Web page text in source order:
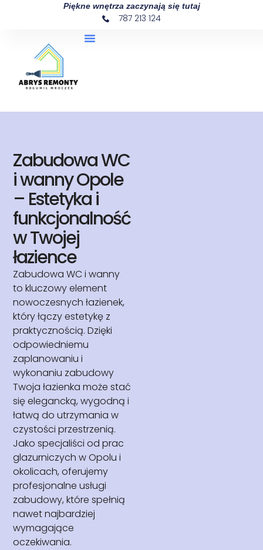
Piękne wnętrza zaczynają się tutaj
787 213 124
Zabudowa WC
i wanny Opole
– Estetyka i
funkcjonalność
w Twojej
łazience
Zabudowa WC i wanny
to kluczowy element
nowoczesnych łazienek,
który łączy estetykę z
praktycznością. Dzięki
odpowiedniemu
zaplanowaniu i
wykonaniu zabudowy
Twoja łazienka może stać
się elegancką, wygodną i
łatwą do utrzymania w
czystości przestrzenią.
Jako specjaliści od prac
glazurniczych w Opolu i
okolicach, oferujemy
profesjonalne usługi
zabudowy, które spełnią
nawet najbardziej
wymagające
oczekiwania.